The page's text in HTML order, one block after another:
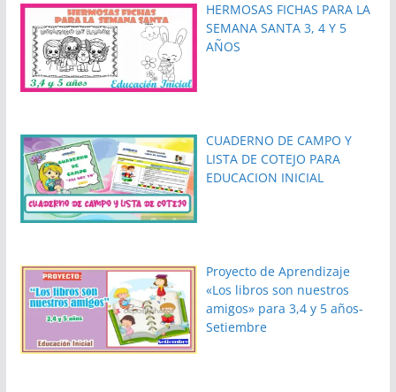
HERMOSAS FICHAS PARA LA
SEMANA SANTA 3, 4 Y 5
AÑOS
CUADERNO DE CAMPO Y
LISTA DE COTEJO PARA
EDUCACION INICIAL
Proyecto de Aprendizaje
«Los libros son nuestros
amigos» para 3,4 y 5 años-
Setiembre